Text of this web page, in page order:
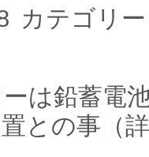
カテゴリ
は鉛蓄電
との事（